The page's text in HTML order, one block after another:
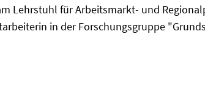
Lehrstuhl für Arbeitsmarkt- und
in der Forschungsgruppe